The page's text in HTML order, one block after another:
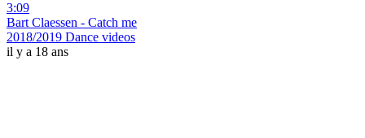
3:09
Bart Claessen - Catch me
2018/2019 Dance videos
il y a 18 ans